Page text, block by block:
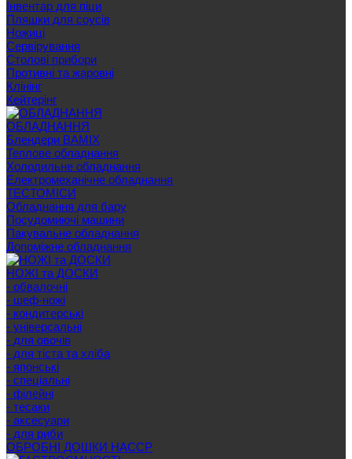
Інвентар для піци
Пляшки для соусів
Ножиці
Сервірування
Cтолові прибори
Противні та жаровні
Клінінг
Кейтерінг
ОБЛАДНАННЯ
Блендери BAMIX
Теплове обладнання
Холодильне обладнання
Електромеханічне обладнання
ТЕСТОМІСИ
Обладнання для бару
Посудомиючі машини
Пакувальне обладнання
Допоміжне обладнання
НОЖІ та ДОСКИ
- обвалочні
- шеф-ножі
- кондитерські
- універсальні
- для овочів
- для тіста та хліба
- японські
- спеціальні
- філейні
- тесаки
- аксесуари
- для риби
ОБРОБНІ ДОШКИ HACCP